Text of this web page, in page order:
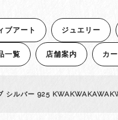
ブアート ジュエリー
一覧 店舗案内 カ
シルバー 925